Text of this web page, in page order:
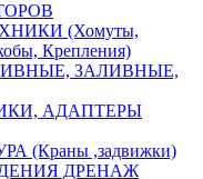
(Хомуты,
Крепления)
ЗАЛИВНЫЕ,
АДАПТЕРЫ
(Краны ,задвижки)
ДРЕНАЖ